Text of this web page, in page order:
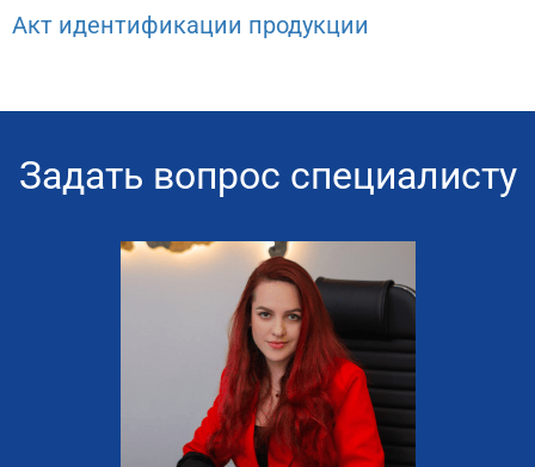
Акт идентификации продукции
Задать вопрос специалисту